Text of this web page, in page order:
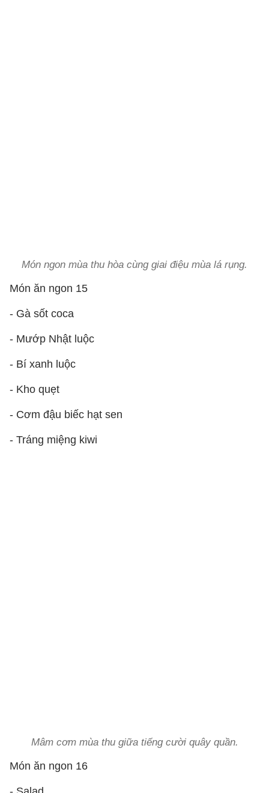
Món ngon mùa thu hòa cùng giai điệu mùa lá rụng.
Món ăn ngon 15
- Gà sốt coca
- Mướp Nhật luộc
- Bí xanh luộc
- Kho quẹt
- Cơm đậu biếc hạt sen
- Tráng miệng kiwi
Mâm cơm mùa thu giữa tiếng cười quây quần.
Món ăn ngon 16